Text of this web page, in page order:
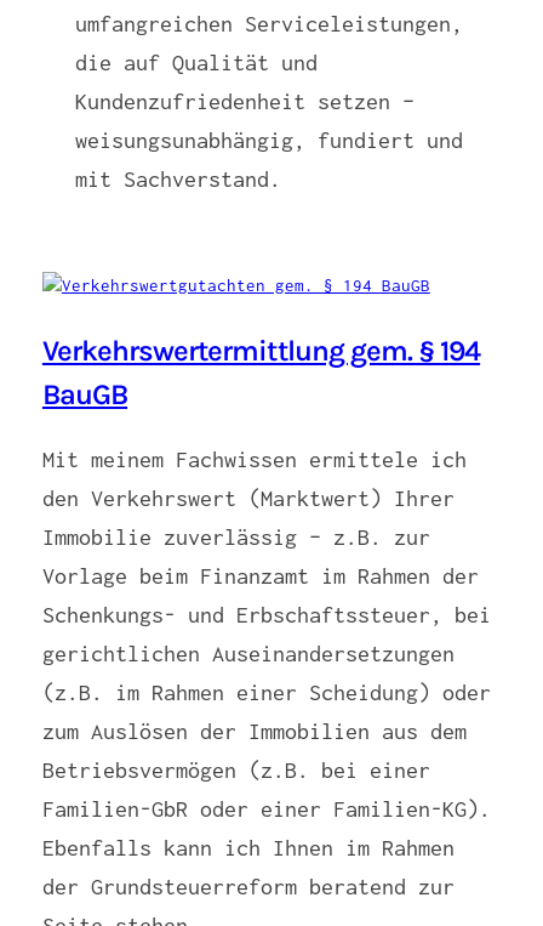
umfangreichen Serviceleistungen,
die auf Qualität und
Kundenzufriedenheit setzen –
weisungsunabhängig, fundiert und
mit Sachverstand.
Verkehrswertermittlung gem. § 194
BauGB
Mit meinem Fachwissen ermittele ich
den Verkehrswert (Marktwert) Ihrer
Immobilie zuverlässig – z.B. zur
Vorlage beim Finanzamt im Rahmen der
Schenkungs- und Erbschaftssteuer, bei
gerichtlichen Auseinandersetzungen
(z.B. im Rahmen einer Scheidung) oder
zum Auslösen der Immobilien aus dem
Betriebsvermögen (z.B. bei einer
Familien-GbR oder einer Familien-KG).
Ebenfalls kann ich Ihnen im Rahmen
der Grundsteuerreform beratend zur